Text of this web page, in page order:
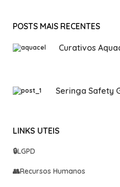
POSTS MAIS RECENTES
Curativos
Seringa Safety
LINKS UTEIS
🔒LGPD
👥Recursos Humanos